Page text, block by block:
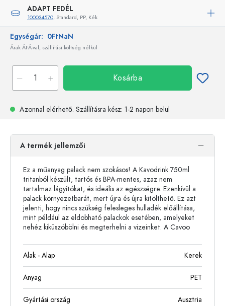
ADAPT FEDÉL
100034570, Standard, PP, Kék
Egységár: 0FtNaN
Árak ÁFÁ-val, szállítási költség nélkül
Kosárba
Azonnal elérhető. Szállításra kész: 1-2 napon belül
A termék jellemzői
Ez a műanyag palack nem szokásos! A Kavodrink 750ml
tritanból készült, tartós és BPA-mentes, azaz nem
tartalmaz lágyítókat, és ideális az egészségre. Ezenkívül a
palack környezetbarát, mert újra és újra kitölthető. Ez azt
jelenti, hogy nincs szükség felesleges hulladék előállítása,
mint például az eldobható palackok esetében, amelyeket
nehéz kiküszöbölni és megterhelni a vizeinket. A Cavoo
Alak - Alap Kerek
Anyag PET
Gyártási ország Ausztria